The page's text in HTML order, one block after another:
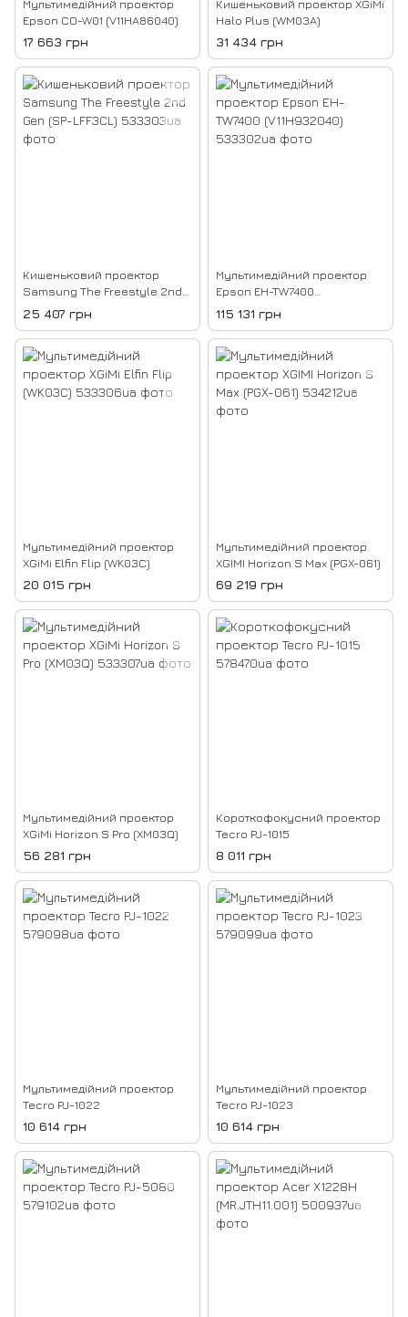
Мультимедійний проектор
Epson CO-W01 (V11HA86040)
17 663 грн
Кишеньковий проектор XGiMi
Halo Plus (WM03A)
31 434 грн
Кишеньковий проектор
Samsung The Freestyle 2nd
Gen (SP-LFF3CL)
25 407 грн
Мультимедійний проектор
Epson EH-TW7400
(V11H932040)
115 131 грн
Мультимедійний проектор
XGiMi Elfin Flip (WK03C)
20 015 грн
Мультимедійний проектор
XGIMI Horizon S Max (PGX-061)
69 219 грн
Мультимедійний проектор
XGiMi Horizon S Pro (XM03Q)
56 281 грн
Короткофокусний проектор
Tecro PJ-1015
8 011 грн
Мультимедійний проектор
Tecro PJ-1022
10 614 грн
Мультимедійний проектор
Tecro PJ-1023
10 614 грн